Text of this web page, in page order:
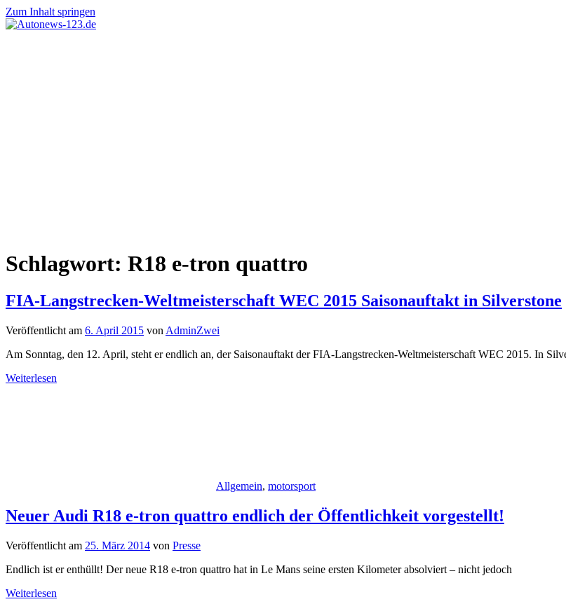
Zum Inhalt springen
Schlagwort: R18 e-tron quattro
FIA-Langstrecken-Weltmeisterschaft WEC 2015 Saisonauftakt in Silverstone
Veröffentlicht am 6. April 2015 von AdminZwei
Am Sonntag, den 12. April, steht er endlich an, der Saisonauftakt der FIA-Langstrecken-Weltmeisterschaft WEC 2015. In
Weiterlesen
Allgemein, motorsport
Neuer Audi R18 e-tron quattro endlich der Öffentlichkeit vorgestellt!
Veröffentlicht am 25. März 2014 von Presse
Endlich ist er enthüllt! Der neue R18 e-tron quattro hat in Le Mans seine ersten Kilometer absolviert – nicht jedoch
Weiterlesen